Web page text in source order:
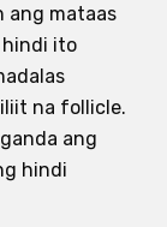
ang mataas
hindi ito
na follicle.
ang
hindi